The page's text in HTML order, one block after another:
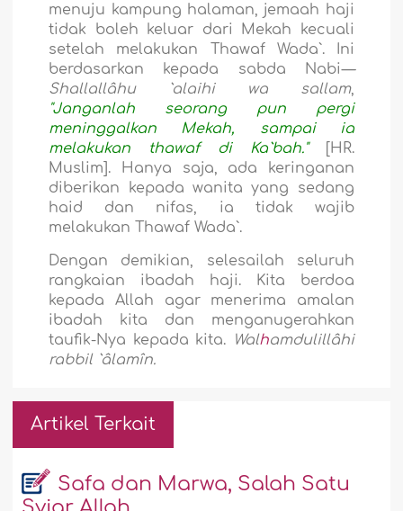
menuju kampung halaman, jemaah haji
tidak boleh keluar dari Mekah kecuali
setelah melakukan Thawaf Wada`. Ini
berdasarkan kepada sabda Nabi—
Shallallâhu `alaihi wa sallam,
"Janganlah seorang pun pergi
meninggalkan Mekah, sampai ia
melakukan thawaf di Ka`bah."[HR.
Muslim]. Hanya saja, ada keringanan
diberikan kepada wanita yang sedang
haid dan nifas, ia tidak wajib
melakukan Thawaf Wada`.
Dengan demikian, selesailah seluruh
rangkaian ibadah haji. Kita berdoa
kepada Allah agar menerima amalan
ibadah kita dan menganugerahkan
taufik-Nya kepada kita.
Walhamdulillâhi
rabbil `âlamîn.
Artikel Terkait
Safa dan Marwa, Salah Satu